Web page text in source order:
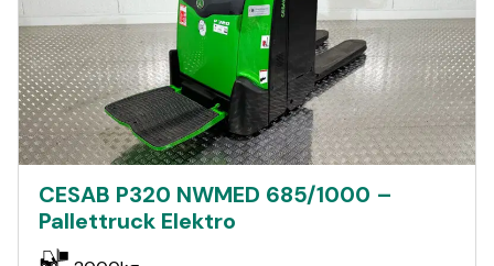
CESAB P320 NWMED 685/1000 –
Pallettruck Elektro